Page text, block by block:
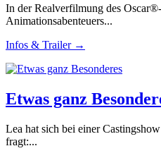
In der Realverfilmung des
Animationsabenteuers...
Infos & Trailer →
Etwas ganz
Lea hat sich bei einer
fragt:...